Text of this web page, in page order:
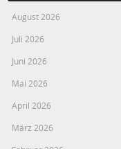
August 2026
Juli 2026
Juni 2026
Mai 2026
April 2026
März 2026